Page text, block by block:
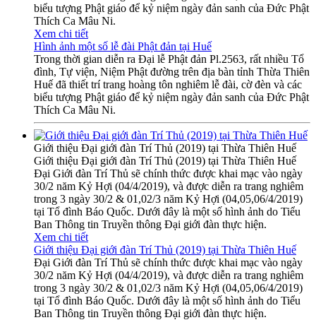
biểu tượng Phật giáo để kỷ niệm ngày đản sanh của Đức Phật
Thích Ca Mâu Ni.
Xem chi tiết
Hình ảnh một số lễ đài Phật đản tại Huế
Trong thời gian diễn ra Đại lễ Phật đản Pl.2563, rất nhiều Tổ
đình, Tự viện, Niệm Phật đường trên địa bàn tỉnh Thừa Thiên
Huế đã thiết trí trang hoàng tôn nghiêm lễ đài, cờ đèn và các
biểu tượng Phật giáo để kỷ niệm ngày đản sanh của Đức Phật
Thích Ca Mâu Ni.
Giới thiệu Đại giới đàn Trí Thủ (2019) tại Thừa Thiên Huế
Giới thiệu Đại giới đàn Trí Thủ (2019) tại Thừa Thiên Huế
Đại Giới đàn Trí Thủ sẽ chính thức được khai mạc vào ngày
30/2 năm Kỷ Hợi (04/4/2019), và được diễn ra trang nghiêm
trong 3 ngày 30/2 & 01,02/3 năm Kỷ Hợi (04,05,06/4/2019)
tại Tổ đình Báo Quốc. Dưới đây là một số hình ảnh do Tiểu
Ban Thông tin Truyền thông Đại giới đàn thực hiện.
Xem chi tiết
Giới thiệu Đại giới đàn Trí Thủ (2019) tại Thừa Thiên Huế
Đại Giới đàn Trí Thủ sẽ chính thức được khai mạc vào ngày
30/2 năm Kỷ Hợi (04/4/2019), và được diễn ra trang nghiêm
trong 3 ngày 30/2 & 01,02/3 năm Kỷ Hợi (04,05,06/4/2019)
tại Tổ đình Báo Quốc. Dưới đây là một số hình ảnh do Tiểu
Ban Thông tin Truyền thông Đại giới đàn thực hiện.